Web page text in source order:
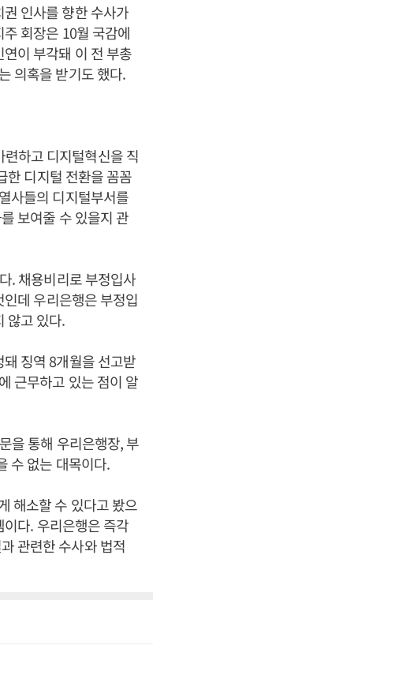
인사를 향한 수사가
회장은 10월 국감에
이 부각돼 이 전 부총
의혹을 받기도 했다.
하고 디지털혁신을 직
한 디지털 전환을 꼼꼼
사들의 디지털부서를
보여줄 수 있을지 관
. 채용비리로 부정입사
데 우리은행은 부정입
않고 있다.
징역 8개월을 선고받
근무하고 있는 점이 알
을 통해 우리은행장, 부
수 없는 대목이다.
해소할 수 있다고 봤으
다. 우리은행은 즉각
관련한 수사와 법적